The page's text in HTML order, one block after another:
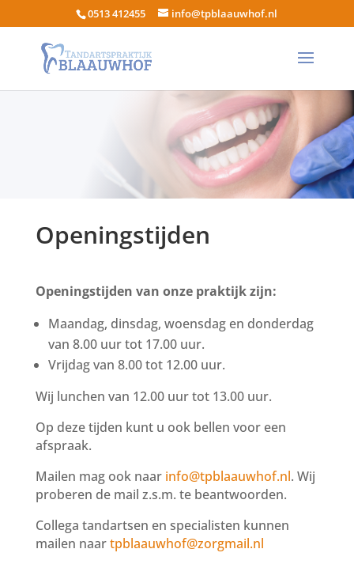
0513 412455 info@tpblaauwhof.nl
Openingstijden
Openingstijden van onze praktijk zijn:
Maandag, dinsdag, woensdag en donderdag
van 8.00 uur tot 17.00 uur.
Vrijdag van 8.00 tot 12.00 uur.
Wij lunchen van 12.00 uur tot 13.00 uur.
Op deze tijden kunt u ook bellen voor een
afspraak.
Mailen mag ook naar info@tpblaauwhof.nl. Wij
proberen de mail z.s.m. te beantwoorden.
Collega tandartsen en specialisten kunnen
mailen naartpblaauwhof@zorgmail.nl